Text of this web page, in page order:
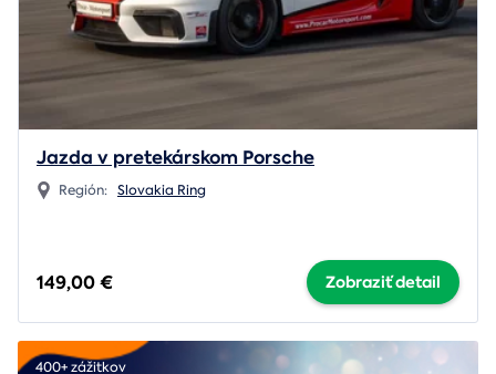
Jazda v pretekárskom Porsche
Región: Slovakia Ring
149,00 € Zobraziť detail
400+ zážitkov